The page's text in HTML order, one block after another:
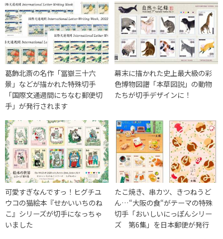
葛飾北斎の名作「冨嶽三十六
景」などが描かれた特殊切手
「国際文通週間にちなむ郵便切
手」が発行されます
幕末に描かれた史上最大級の彩
色博物図譜「本草図説」の動物
たちが切手デザインに！
可愛すぎなんですっ！ヒグチユ
ウコの猫絵本『せかいいちのね
こ』シリーズが切手になっちゃ
いました
たこ焼き、串カツ、きつねうど
ん…“大阪の食“がテーマの特殊
切手「おいしいにっぽんシリー
ズ 第6集」を日本郵便が発行